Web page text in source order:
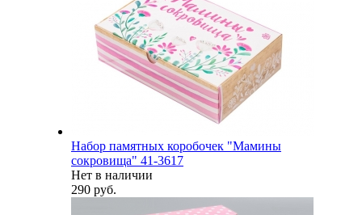
Набор памятных коробочек "Мамины
сокровища" 41-3617
Нет в наличии
290 руб.